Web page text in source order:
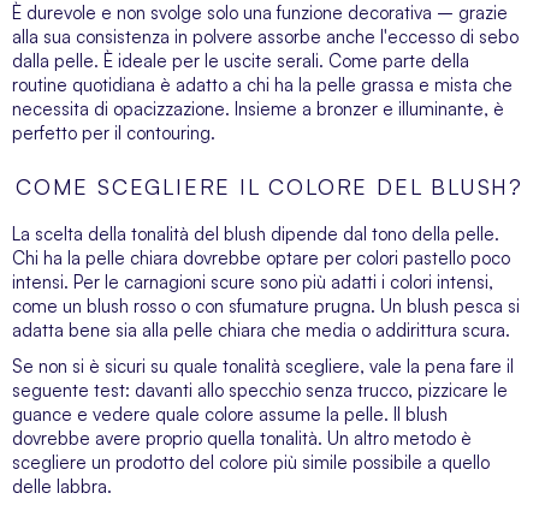
È durevole e non svolge solo una funzione decorativa – grazie
alla sua consistenza in polvere assorbe anche l'eccesso di sebo
dalla pelle. È ideale per le uscite serali. Come parte della
routine quotidiana è adatto a chi ha la pelle grassa e mista che
necessita di opacizzazione. Insieme a bronzer e illuminante, è
perfetto per il contouring.
COME SCEGLIERE IL COLORE DEL BLUSH?
La scelta della tonalità del blush dipende dal tono della pelle.
Chi ha la pelle chiara dovrebbe optare per colori pastello poco
intensi. Per le carnagioni scure sono più adatti i colori intensi,
come un blush rosso o con sfumature prugna. Un blush pesca si
adatta bene sia alla pelle chiara che media o addirittura scura.
Se non si è sicuri su quale tonalità scegliere, vale la pena fare il
seguente test: davanti allo specchio senza trucco, pizzicare le
guance e vedere quale colore assume la pelle. Il blush
dovrebbe avere proprio quella tonalità. Un altro metodo è
scegliere un prodotto del colore più simile possibile a quello
delle labbra.